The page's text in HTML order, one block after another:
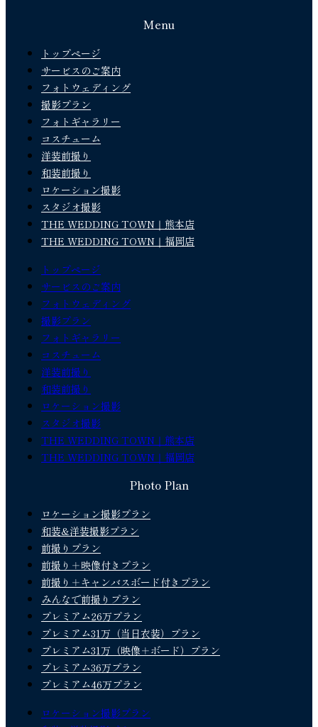
Menu
トップページ
サービスのご案内
フォトウェディング
撮影プラン
フォトギャラリー
コスチューム
洋装前撮り
和装前撮り
ロケーション撮影
スタジオ撮影
THE WEDDING TOWN｜熊本店
THE WEDDING TOWN｜福岡店
トップページ
サービスのご案内
フォトウェディング
撮影プラン
フォトギャラリー
コスチューム
洋装前撮り
和装前撮り
ロケーション撮影
スタジオ撮影
THE WEDDING TOWN｜熊本店
THE WEDDING TOWN｜福岡店
Photo Plan
ロケーション撮影プラン
和装&洋装撮影プラン
前撮りプラン
前撮り＋映像付きプラン
前撮り＋キャンバスボード付きプラン
みんなで前撮りプラン
プレミアム26万プラン
プレミアム31万（当日衣装）プラン
プレミアム31万（映像＋ボード）プラン
プレミアム36万プラン
プレミアム46万プラン
ロケーション撮影プラン